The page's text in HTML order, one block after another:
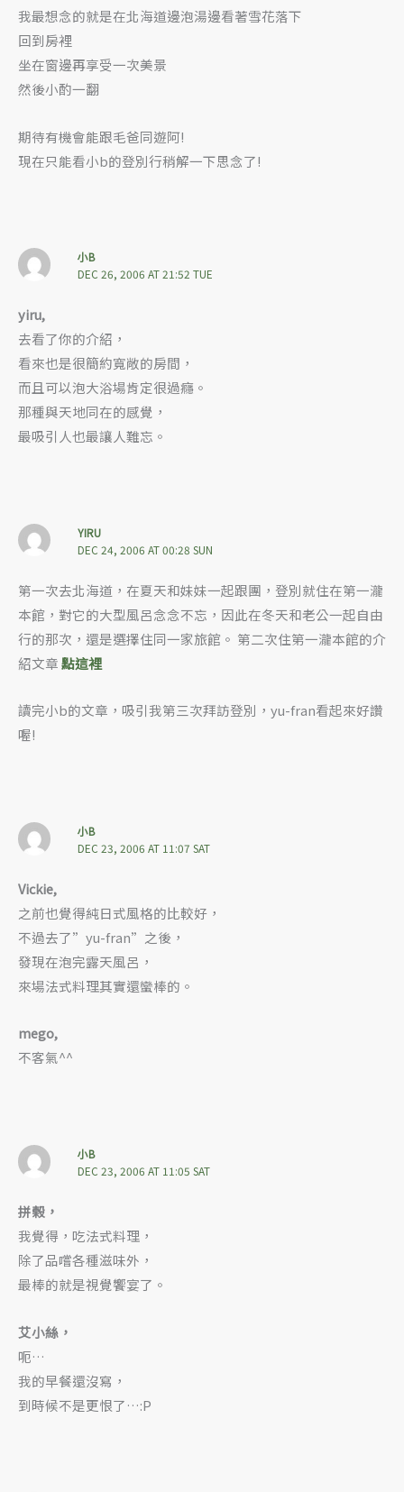
我最想念的就是在北海道邊泡湯邊看著雪花落下
回到房裡
坐在窗邊再享受一次美景
然後小酌一翻
期待有機會能跟毛爸同遊阿!
現在只能看小b的登別行稍解一下思念了!
小B
DEC 26, 2006 AT 21:52 TUE
yiru,
去看了你的介紹，
看來也是很簡約寬敞的房間，
而且可以泡大浴場肯定很過癮。
那種與天地同在的感覺，
最吸引人也最讓人難忘。
YIRU
DEC 24, 2006 AT 00:28 SUN
第一次去北海道，在夏天和妹妹一起跟團，登別就住在第一瀧
本館，對它的大型風呂念念不忘，因此在冬天和老公一起自由
行的那次，還是選擇住同一家旅館。 第二次住第一瀧本館的介
紹文章點這裡
讀完小b的文章，吸引我第三次拜訪登別，yu-fran看起來好讚
喔!
小B
DEC 23, 2006 AT 11:07 SAT
Vickie,
之前也覺得純日式風格的比較好，
不過去了”yu-fran”之後，
發現在泡完露天風呂，
來場法式料理其實還蠻棒的。
mego,
不客氣^^
小B
DEC 23, 2006 AT 11:05 SAT
拼榖，
我覺得，吃法式料理，
除了品嚐各種滋味外，
最棒的就是視覺饗宴了。
艾小絲，
呃…
我的早餐還沒寫，
到時候不是更恨了…:P